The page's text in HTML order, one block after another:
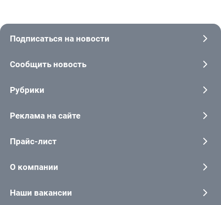
Подписаться на новости
Сообщить новость
Рубрики
Реклама на сайте
Прайс-лист
О компании
Наши вакансии